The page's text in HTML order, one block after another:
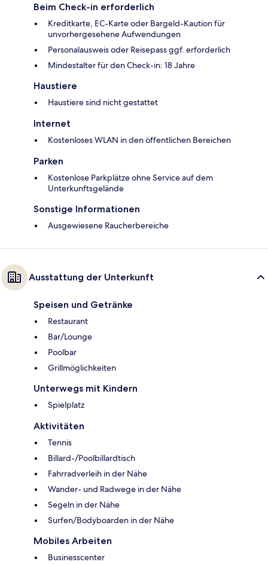
Beim Check-in erforderlich
Kreditkarte, EC-Karte oder Bargeld-Kaution für
unvorhergesehene Aufwendungen
Personalausweis oder Reisepass ggf. erforderlich
Mindestalter für den Check-in: 18 Jahre
Haustiere
Haustiere sind nicht gestattet
Internet
Kostenloses WLAN in den öffentlichen Bereichen
Parken
Kostenlose Parkplätze ohne Service auf dem
Unterkunftsgelände
Sonstige Informationen
Ausgewiesene Raucherbereiche
Ausstattung der Unterkunft
Speisen und Getränke
Restaurant
Bar/Lounge
Poolbar
Grillmöglichkeiten
Unterwegs mit Kindern
Spielplatz
Aktivitäten
Tennis
Billard-/Poolbillardtisch
Fahrradverleih in der Nähe
Wander- und Radwege in der Nähe
Segeln in der Nähe
Surfen/Bodyboarden in der Nähe
Mobiles Arbeiten
Businesscenter